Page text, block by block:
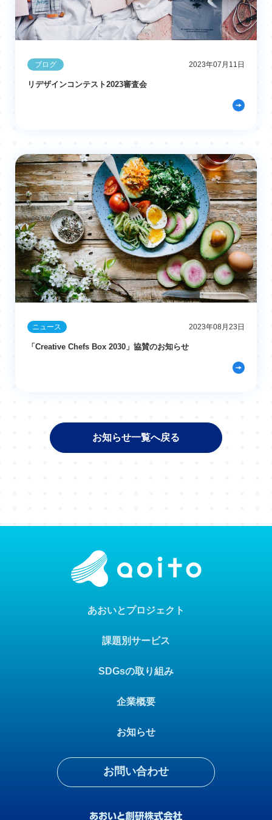
ブログ 2023年07月11日
リデザインコンテスト2023審査会
ニュース 2023年08月23日
「Creative Chefs Box 2030」協賛のお知らせ
お知らせ一覧へ戻る
あおいとプロジェクト
SDGsの取り組み
お知らせ
課題別サービス
企業概要
お問い合わせ